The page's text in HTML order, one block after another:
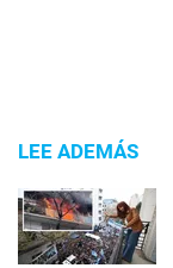
LEE ADEMÁS